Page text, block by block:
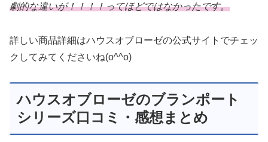
劇的な違いが！！！！ってほどではなかったです。
詳しい商品詳細はハウスオブローゼの公式サイトでチェッ
クしてみてくださいね(o^^o)
ハウスオブローゼのブランポート
シリーズ口コミ・感想まとめ